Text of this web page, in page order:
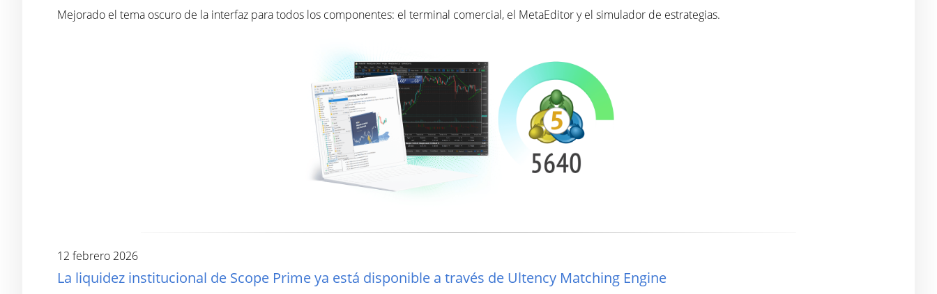
Mejorado el tema oscuro de la interfaz para todos los componentes: el terminal comercial, el MetaEditor y el simulador de estrategias.
12 febrero 2026
La liquidez institucional de Scope Prime ya está disponible a través de Ultency Matching Engine